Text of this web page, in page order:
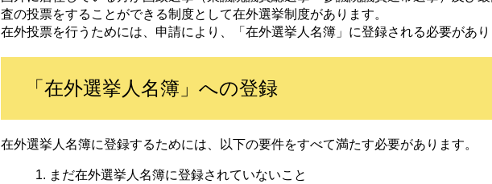
査の投票をすることができる制度として在外選挙制度があります。
在外投票を行うためには、申請により、「在外選挙人名簿」に登録される必要があり
「在外選挙人名簿」への登録
在外選挙人名簿に登録するためには、以下の要件をすべて満たす必要があります。
まだ在外選挙人名簿に登録されていないこと